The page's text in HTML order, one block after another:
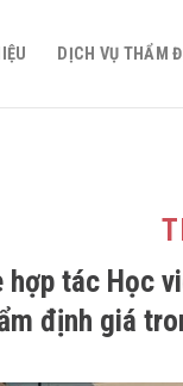
DỊCH VỤ THẨM
hợp tác Học
định giá